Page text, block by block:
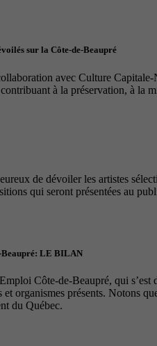
sur la Côte-de-Beaupré
avec Culture
à la préservation, à la
de dévoiler les artistes
qui seront présentées au
Beaupré: LE BILAN
Côte-de-Beaupré, qui
organismes présents. Notons
du Québec.